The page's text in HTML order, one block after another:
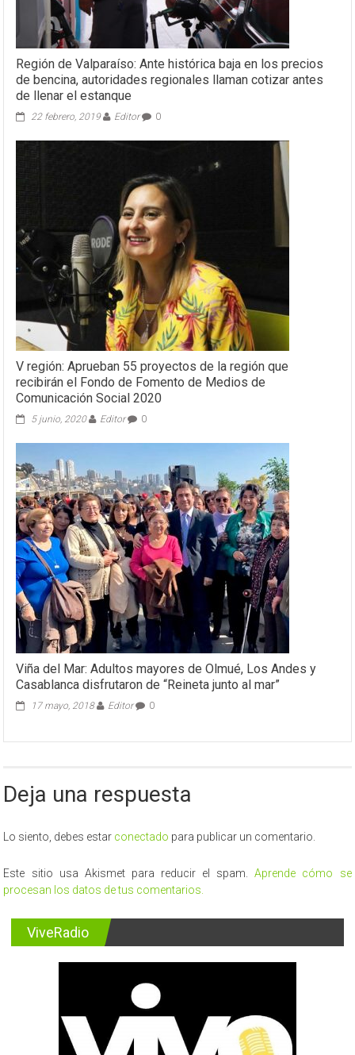
Región de Valparaíso: Ante histórica baja en los precios
de bencina, autoridades regionales llaman cotizar antes
de llenar el estanque
22 febrero, 2019 Editor 0
V región: Aprueban 55 proyectos de la región que
recibirán el Fondo de Fomento de Medios de
Comunicación Social 2020
5 junio, 2020 Editor 0
Viña del Mar: Adultos mayores de Olmué, Los Andes y
Casablanca disfrutaron de “Reineta junto al mar”
17 mayo, 2018 Editor 0
Deja una respuesta
Lo siento, debes estar conectado para publicar un comentario.
Este sitio usa Akismet para reducir el spam.Aprende cómo se
procesan los datos de tus comentarios.
ViveRadio